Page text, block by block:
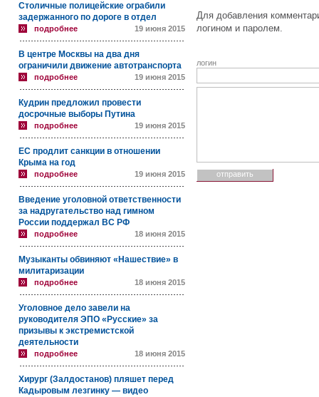
Столичные полицейские ограбили
задержанного по дороге в отдел
подробнее 19 июня 2015
В центре Москвы на два дня
ограничили движение автотранспорта
подробнее 19 июня 2015
Кудрин предложил провести
досрочные выборы Путина
подробнее 19 июня 2015
ЕС продлит санкции в отношении
Крыма на год
подробнее 19 июня 2015
Введение уголовной ответственности
за надругательство над гимном
России поддержал ВС РФ
подробнее 18 июня 2015
Музыканты обвиняют «Нашествие» в
милитаризации
подробнее 18 июня 2015
Уголовное дело завели на
руководителя ЭПО «Русские» за
призывы к экстремистской
деятельности
подробнее 18 июня 2015
Хирург (Залдостанов) пляшет перед
Кадыровым лезгинку — видео
Для добавления
логином и паролем.
логин